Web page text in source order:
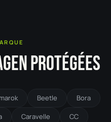
PROTÉGÉES
Beetle Bora
Caravelle CC